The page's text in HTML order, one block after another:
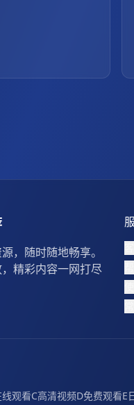
，随时随地畅享。
精彩内容一网打尽
观看C高清视频D免费观看E